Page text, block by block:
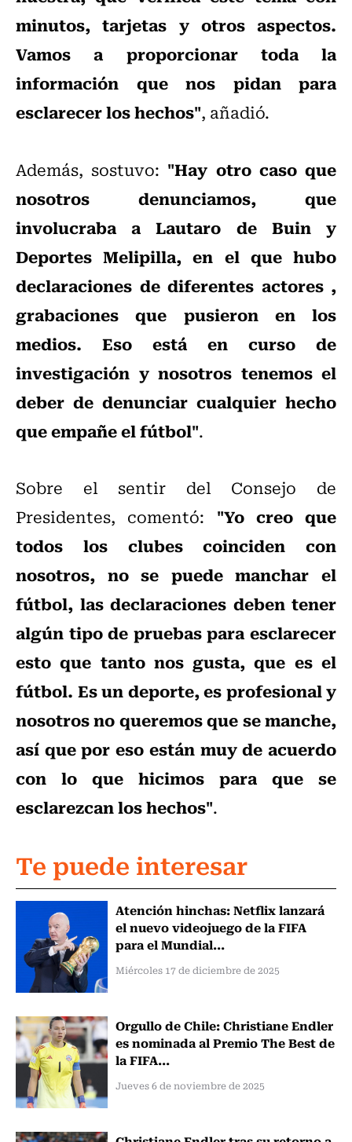
minutos, tarjetas y otros aspectos.
Vamos a proporcionar toda la
información que nos pidan para
esclarecer los hechos", añadió.
Además, sostuvo: "Hay otro caso que
nosotros denunciamos, que
involucraba a Lautaro de Buin y
Deportes Melipilla, en el que hubo
declaraciones de diferentes actores ,
grabaciones que pusieron en los
medios. Eso está en curso de
investigación y nosotros tenemos el
deber de denunciar cualquier hecho
que empañe el fútbol".
Sobre el sentir del Consejo de
Presidentes, comentó: "Yo creo que
todos los clubes coinciden con
nosotros, no se puede manchar el
fútbol, las declaraciones deben tener
algún tipo de pruebas para esclarecer
esto que tanto nos gusta, que es el
fútbol. Es un deporte, es profesional y
nosotros no queremos que se manche,
así que por eso están muy de acuerdo
con lo que hicimos para que se
esclarezcan los hechos".
Te puede interesar
Atención hinchas: Netflix lanzará
el nuevo videojuego de la FIFA
para el Mundial...
Miércoles 17 de diciembre de 2025
Orgullo de Chile: Christiane Endler
es nominada al Premio The Best de
la FIFA...
Jueves 6 de noviembre de 2025